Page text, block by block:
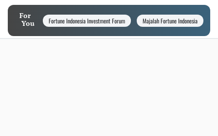
For
You
Fortune Indonesia Investment Forum Majalah Fortune Indonesia